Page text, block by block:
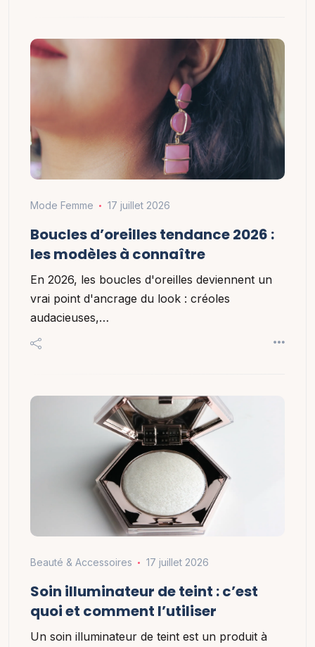
Mode Femme 17 juillet 2026
Boucles d’oreilles tendance 2026 :
les modèles à connaître
En 2026, les boucles d'oreilles deviennent un
vrai point d'ancrage du look : créoles
audacieuses,…
Beauté & Accessoires 17 juillet 2026
Soin illuminateur de teint : c’est
quoi et comment l’utiliser
Un soin illuminateur de teint est un produit à